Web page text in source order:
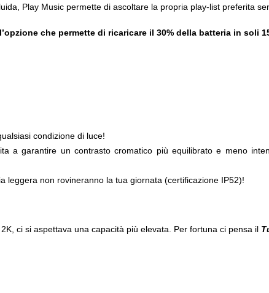
Play Music permette di ascoltare la propria play-list preferita
che permette di ricaricare il 30% della batteria in soli
condizione di luce!
a garantire un contrasto cromatico più equilibrato e meno
leggera non rovineranno la tua giornata (certificazione IP52)!
ci si aspettava una capacità più elevata. Per fortuna ci pensa il